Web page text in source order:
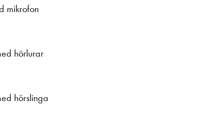
mikrofon
hörlurar
hörslinga